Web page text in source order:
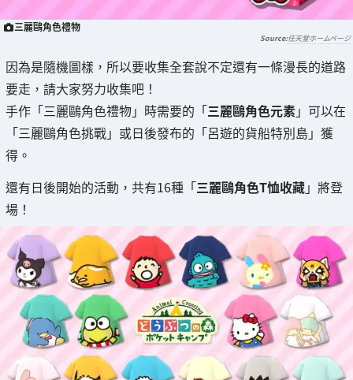
三麗鷗角色禮物
任天堂ホームページ
因為是隨機圖樣，所以要收集全套說不定還有一條漫長的道路
要走，請大家努力收集吧！
手作「三麗鷗角色禮物」時需要的「三麗鷗角色元素」可以在
「三麗鷗角色挑戰」或日後發布的「呂遊的貨船特別島」獲
得。
還有日後開始的活動，共有16種「三麗鷗角色T恤收藏」將登
場！